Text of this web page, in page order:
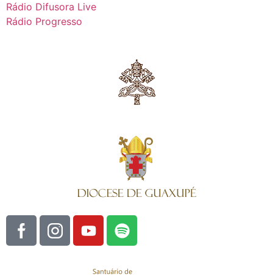
Rádio Difusora Live
Rádio Progresso